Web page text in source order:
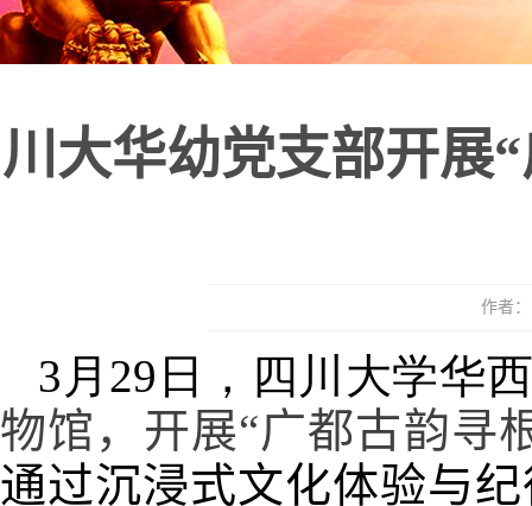
川大华幼党支部开展
作者
3月29日，四川大学华
物馆，开展“广都古韵寻
通过沉浸式文化体验与